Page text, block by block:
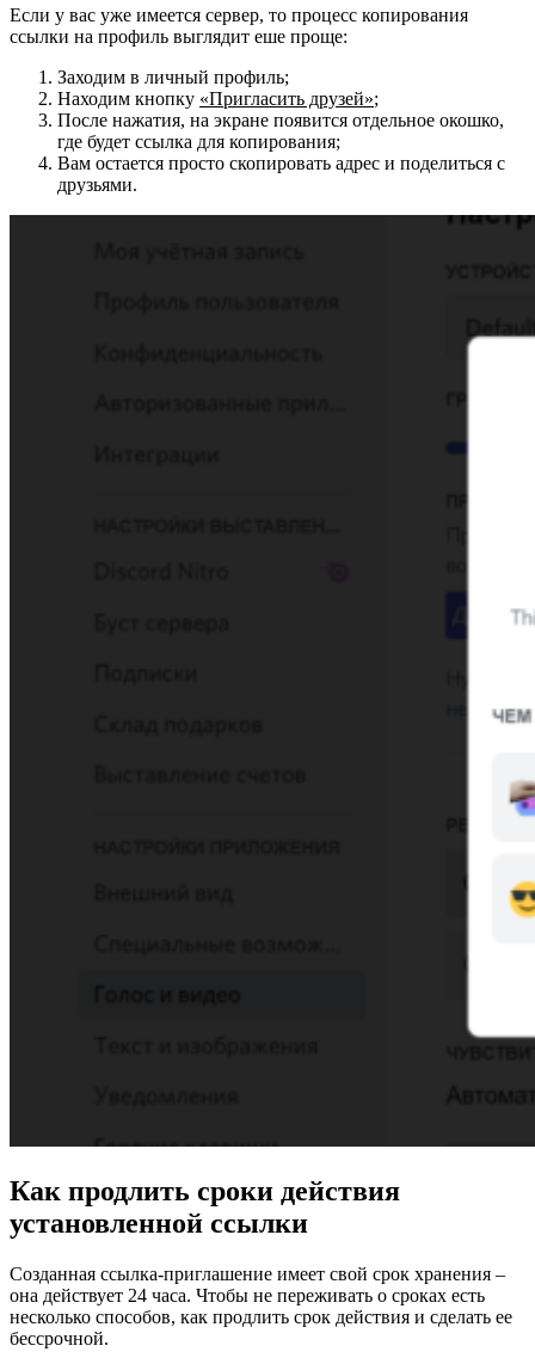
Если у вас уже имеется сервер, то процесс копирования
ссылки на профиль выглядит еше проще:
Заходим в личный профиль;
Находим кнопку «Пригласить друзей»;
После нажатия, на экране появится отдельное окошко,
где будет ссылка для копирования;
Вам остается просто скопировать адрес и поделиться с
друзьями.
Как продлить сроки действия
установленной ссылки
Созданная ссылка-приглашение имеет свой срок хранения –
она действует 24 часа. Чтобы не переживать о сроках есть
несколько способов, как продлить срок действия и сделать ее
бессрочной.